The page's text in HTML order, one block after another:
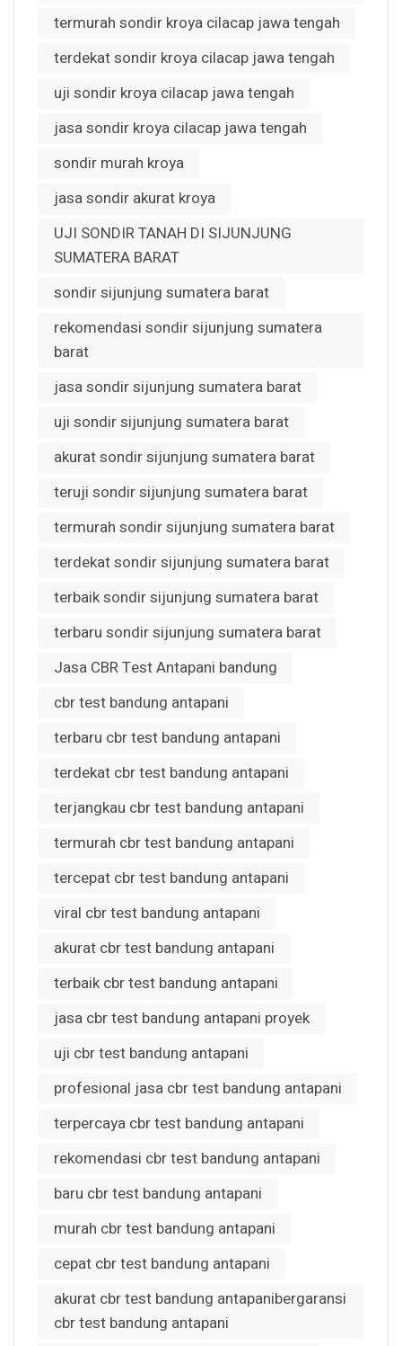
termurah sondir kroya cilacap jawa tengah
terdekat sondir kroya cilacap jawa tengah
uji sondir kroya cilacap jawa tengah
jasa sondir kroya cilacap jawa tengah
sondir murah kroya
jasa sondir akurat kroya
UJI SONDIR TANAH DI SIJUNJUNG
SUMATERA BARAT
sondir sijunjung sumatera barat
rekomendasi sondir sijunjung sumatera
barat
jasa sondir sijunjung sumatera barat
uji sondir sijunjung sumatera barat
akurat sondir sijunjung sumatera barat
teruji sondir sijunjung sumatera barat
termurah sondir sijunjung sumatera barat
terdekat sondir sijunjung sumatera barat
terbaik sondir sijunjung sumatera barat
terbaru sondir sijunjung sumatera barat
Jasa CBR Test Antapani bandung
cbr test bandung antapani
terbaru cbr test bandung antapani
terdekat cbr test bandung antapani
terjangkau cbr test bandung antapani
termurah cbr test bandung antapani
tercepat cbr test bandung antapani
viral cbr test bandung antapani
akurat cbr test bandung antapani
terbaik cbr test bandung antapani
jasa cbr test bandung antapani proyek
uji cbr test bandung antapani
profesional jasa cbr test bandung antapani
terpercaya cbr test bandung antapani
rekomendasi cbr test bandung antapani
baru cbr test bandung antapani
murah cbr test bandung antapani
cepat cbr test bandung antapani
akurat cbr test bandung antapanibergaransi
cbr test bandung antapani